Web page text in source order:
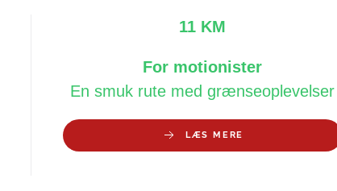
11 KM
For motionister
En smuk rute med grænseoplevelser
LÆS MERE